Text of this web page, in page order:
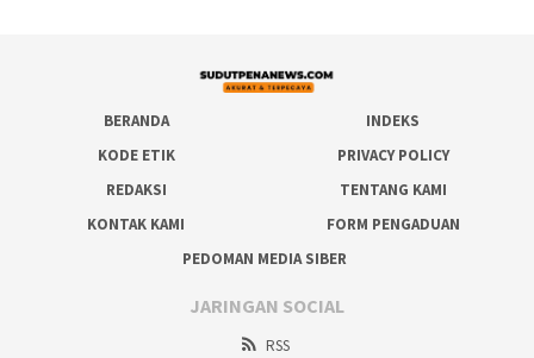
BERANDA
INDEKS
KODE ETIK
PRIVACY POLICY
REDAKSI
TENTANG KAMI
KONTAK KAMI
FORM PENGADUAN
PEDOMAN MEDIA SIBER
JARINGAN SOCIAL
RSS